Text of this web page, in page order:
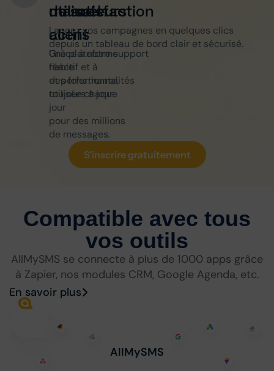
utilisateurs
actifs
Une plateforme
fiable
et performante,
utilisée chaque
jour
pour des millions
de messages.
de satisfaction
client
Grâce à notre support
réactif et à
des fonctionnalités
toujours à jour.
manuel
Lancez vos campagnes en quelques clics
depuis un tableau de bord clair et sécurisé.
S'inscrire gratuitement
Compatible avec tous
vos outils
AllMySMS se connecte à plus de 1000 apps grâce
à Zapier, nos modules CRM, Google Agenda, etc.
En savoir plus
AllMySMS